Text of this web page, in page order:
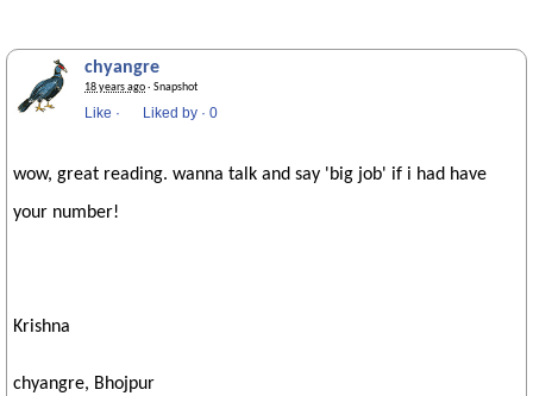
chyangre
18 years ago· Snapshot
Like · Liked by · Be the first to like this!
wow, great reading. wanna talk and say 'big job' if i had have
your number!
Krishna
chyangre, Bhojpur